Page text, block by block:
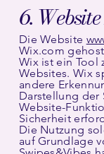
6.
Die Website
Wix.com
‍Wix ist ein Tool
Websites. Wix
andere
Darstellung der
Website-
Sicherheit
Die Nutzung
auf Grundlage